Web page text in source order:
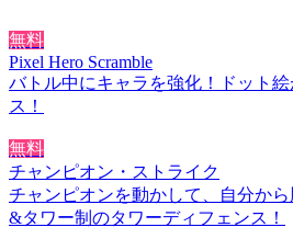
無料
Pixel Hero Scramble
バトル中にキャラを強化！ドット
ス！
無料
チャンピオン・ストライク
チャンピオンを動かして、自分か
&タワー制のタワーディフェンス！